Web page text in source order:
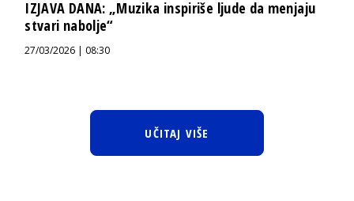
IZJAVA DANA: „Muzika inspiriše ljude da menjaju
stvari nabolje“
27/03/2026 | 08:30
UČITAJ VIŠE